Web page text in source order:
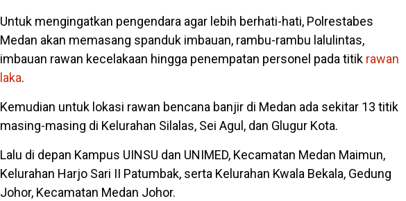
Untuk mengingatkan pengendara agar lebih berhati-hati, Polrestabes
Medan akan memasang spanduk imbauan, rambu-rambu lalulintas,
imbauan rawan kecelakaan hingga penempatan personel pada titik rawan
laka.
Kemudian untuk lokasi rawan bencana banjir di Medan ada sekitar 13 titik
masing-masing di Kelurahan Silalas, Sei Agul, dan Glugur Kota.
Lalu di depan Kampus UINSU dan UNIMED, Kecamatan Medan Maimun,
Kelurahan Harjo Sari II Patumbak, serta Kelurahan Kwala Bekala, Gedung
Johor, Kecamatan Medan Johor.